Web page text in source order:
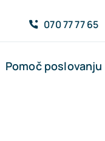
070 77 77 65
Pomoč poslovanju